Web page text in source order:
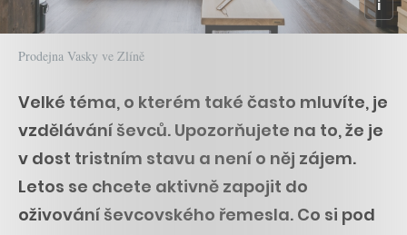
Prodejna Vasky ve Zlíně
Velké téma, o kterém také často mluvíte, je
vzdělávání ševců. Upozorňujete na to, že je
v dost tristním stavu a není o něj zájem.
Letos se chcete aktivně zapojit do
oživování ševcovského řemesla. Co si pod